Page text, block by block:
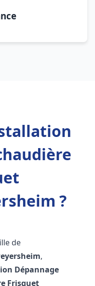
?
de
,
Dépannage
Frisquet